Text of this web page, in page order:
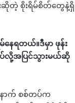
ဆိုတဲ့ စိုးရိမ်စိတ်တွေနဲ့ရှိ
ေရတယ်။ဒီမှာ ဖုန်း
ပ်လို့အပြင်သွားမယ်ဆို
ောက် စစ်တပ်က